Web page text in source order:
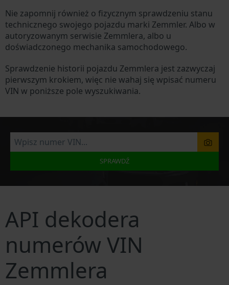
Nie zapomnij również o fizycznym sprawdzeniu stanu
technicznego swojego pojazdu marki Zemmler. Albo w
autoryzowanym serwisie Zemmlera, albo u
doświadczonego mechanika samochodowego.
Sprawdzenie historii pojazdu Zemmlera jest zazwyczaj
pierwszym krokiem, więc nie wahaj się wpisać numeru
VIN w poniższe pole wyszukiwania.
SPRAWDŹ
API dekodera
numerów VIN
Zemmlera